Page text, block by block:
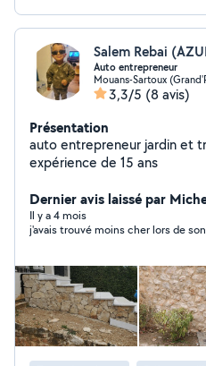
Salem Rebai
Auto entrepreneur
Mouans-Sartoux
3,3/5 (8 avis)
Présentation
auto entrepreneur jardin et travaux de maçonnerie avec
expérience de 15 ans
Dernier avis laissé par
Il y a 4 mois
j'avais trouvé moins cher lors de